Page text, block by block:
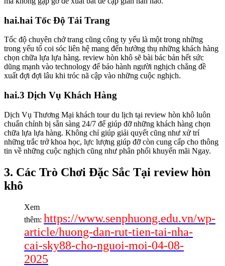
hai.hai Tốc Độ Tải Trang
Tốc độ chuyên chở trang cũng công ty yếu là một trong những
trong yếu tố coi sóc liên hệ mang đến hưởng thụ những khách hàng
chọn chữa lựa lựa hàng. review hòn khô sẽ bài bác bản hết sức
dũng mạnh vào technology để bảo hành người nghịch chẳng đề
xuất đợi đợi lâu khi tróc nã cập vào những cuộc nghịch.
hai.3 Dịch Vụ Khách Hàng
Dịch Vụ Thương Mại khách tour du lịch tại review hòn khô luôn
chuẩn chỉnh bị sẵn sàng 24/7 để giúp đỡ những khách hàng chọn
chữa lựa lựa hàng. Không chỉ giúp giải quyết cũng như xử trí
những trắc trở khoa học, lực lượng giúp đỡ còn cung cấp cho thông
tin về những cuộc nghịch cũng như phân phối khuyến mãi Ngay.
3. Các Trò Chơi Đặc Sắc Tại review hòn
khô
Xem
thêm: https://www.senphuong.edu.vn/wp-
article/huong-dan-rut-tien-tai-nha-
cai-sky88-cho-nguoi-moi-04-08-
2025